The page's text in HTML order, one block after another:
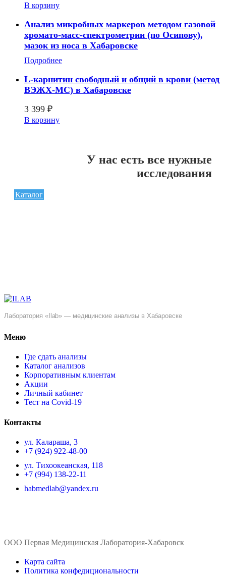
В корзину
Анализ микробных маркеров методом газовой
хромато-масс-спектрометрии (по Осипову),
мазок из носа в Хабаровске
Подробнее
L-карнитин свободный и общий в крови (метод
ВЭЖХ-МС) в Хабаровске
3 399 ₽
В корзину
У нас есть все нужные
исследования
Каталог
Лаборатория «Ilab» — медицинские анализы в Хабаровске
Меню
Где сдать анализы
Каталог анализов
Корпоративным клиентам
Акции
Личный кабинет
Тест на Covid-19
Контакты
ул. ​Калараша, 3
+7 (924) 922-48-00
ул. ​Тихоокеанская, 118
+7 (994) 138-22-11
habmedlab@yandex.ru
ООО Первая Медицинская Лаборатория-Хабаровск
Карта сайта
Политика конфедициональности